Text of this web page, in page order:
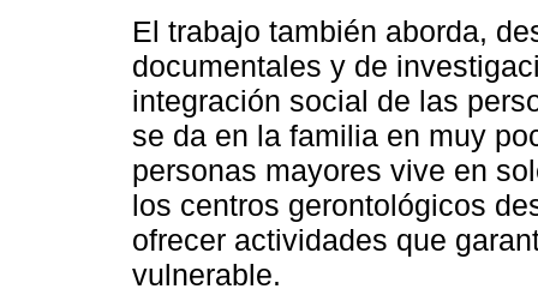
El trabajo también aborda,
documentales y de
integración social de las
se da en la familia en muy
personas mayores vive en
los centros gerontológicos
ofrecer actividades que
vulnerable.